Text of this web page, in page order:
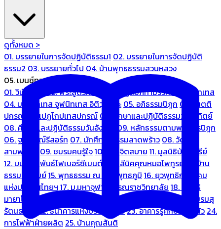
ดูทั้งหมด >
01. บรรยายในการจัดปฏิบัติธรรม1 02. บรรยายในการจัดปฏิบัติ
ธรรม2 03. บรรยายทั่วไป 04. บ้านพุทธธรรมสวนหลวง
05. เบนซ์ทองหล่อ
01. วินัยปิฎก
02. พระสูตรศึกษา
03. ปฏิสัมภิทามรรคและจูฬนิทเทส
04. มหานิทเทส จูฬนิทเทส อิติวุตตกะ 05. อภิธรรมปิฎก 06. เนตติ
ปกรณ์ และเปฏโกปเทสปกรณ์ 07. ศึกษาและปฏิบัติธรรมวันอาทิตย์
08. ศึกษาและปฏิบัติธรรมวันอังคาร
09. หลักธรรมตามพระไตรปิฎก
06. ฐณิชาฌ์รีสอร์ท 07. นักศึกษาธรรมลาดพร้าว 08. วัด
สามพระยา
09. ชมรมคนรู้ใจ10. บ้านจิตสบาย 11. มูลนิธิบ้านอารีย์
12. บมจ.มหพันธ์ไฟเบอร์ซีเมนต์
13. คลีนิคคุณหมอไพทูรย์
14. บ้าน
ธรรมะรื่นรมย์15. พุทธธรรม ณ แดนพุทธภูมิ 16. ยุวพุทธิกสมาคม
แห่งประเทศไทยฯ 17. ม.มหาจุฬาลงกรณราชวิทยาลัย 18. มูลนิธิ
มายาโคตมี
19. ariya wellness center
21. ชมรมสุ
รัตนธรรม
22. ธนาคารแห่งประเทศไทย23. อาคารรู้ศึกษารู้สึกตัว 24.
การไฟฟ้าฝ่ายผลิต 25. บ้านคุณสันติ